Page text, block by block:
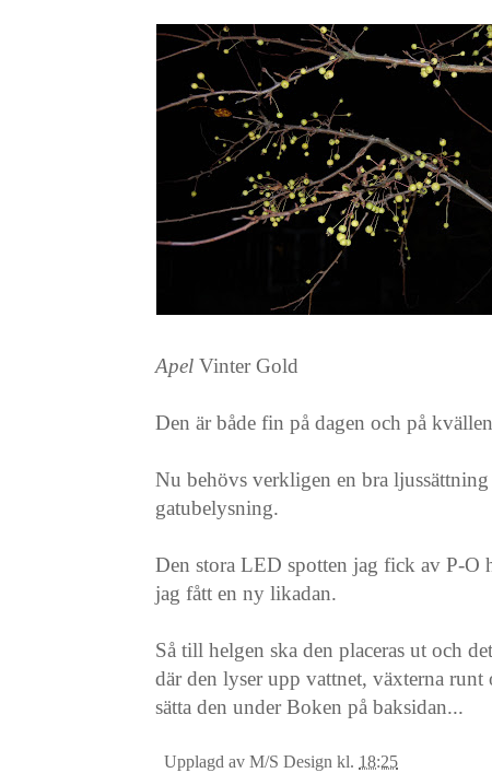
Apel Vinter Gold
Den är både fin på dagen och på
Nu behövs verkligen en bra
gatubelysning.
Den stora LED spotten jag fick av P-O
jag fått en ny likadan.
Så till helgen ska den placeras ut och
där den lyser upp vattnet, växterna
sätta den under Boken på baksidan...
Upplagd av M/S Design kl. 18:25